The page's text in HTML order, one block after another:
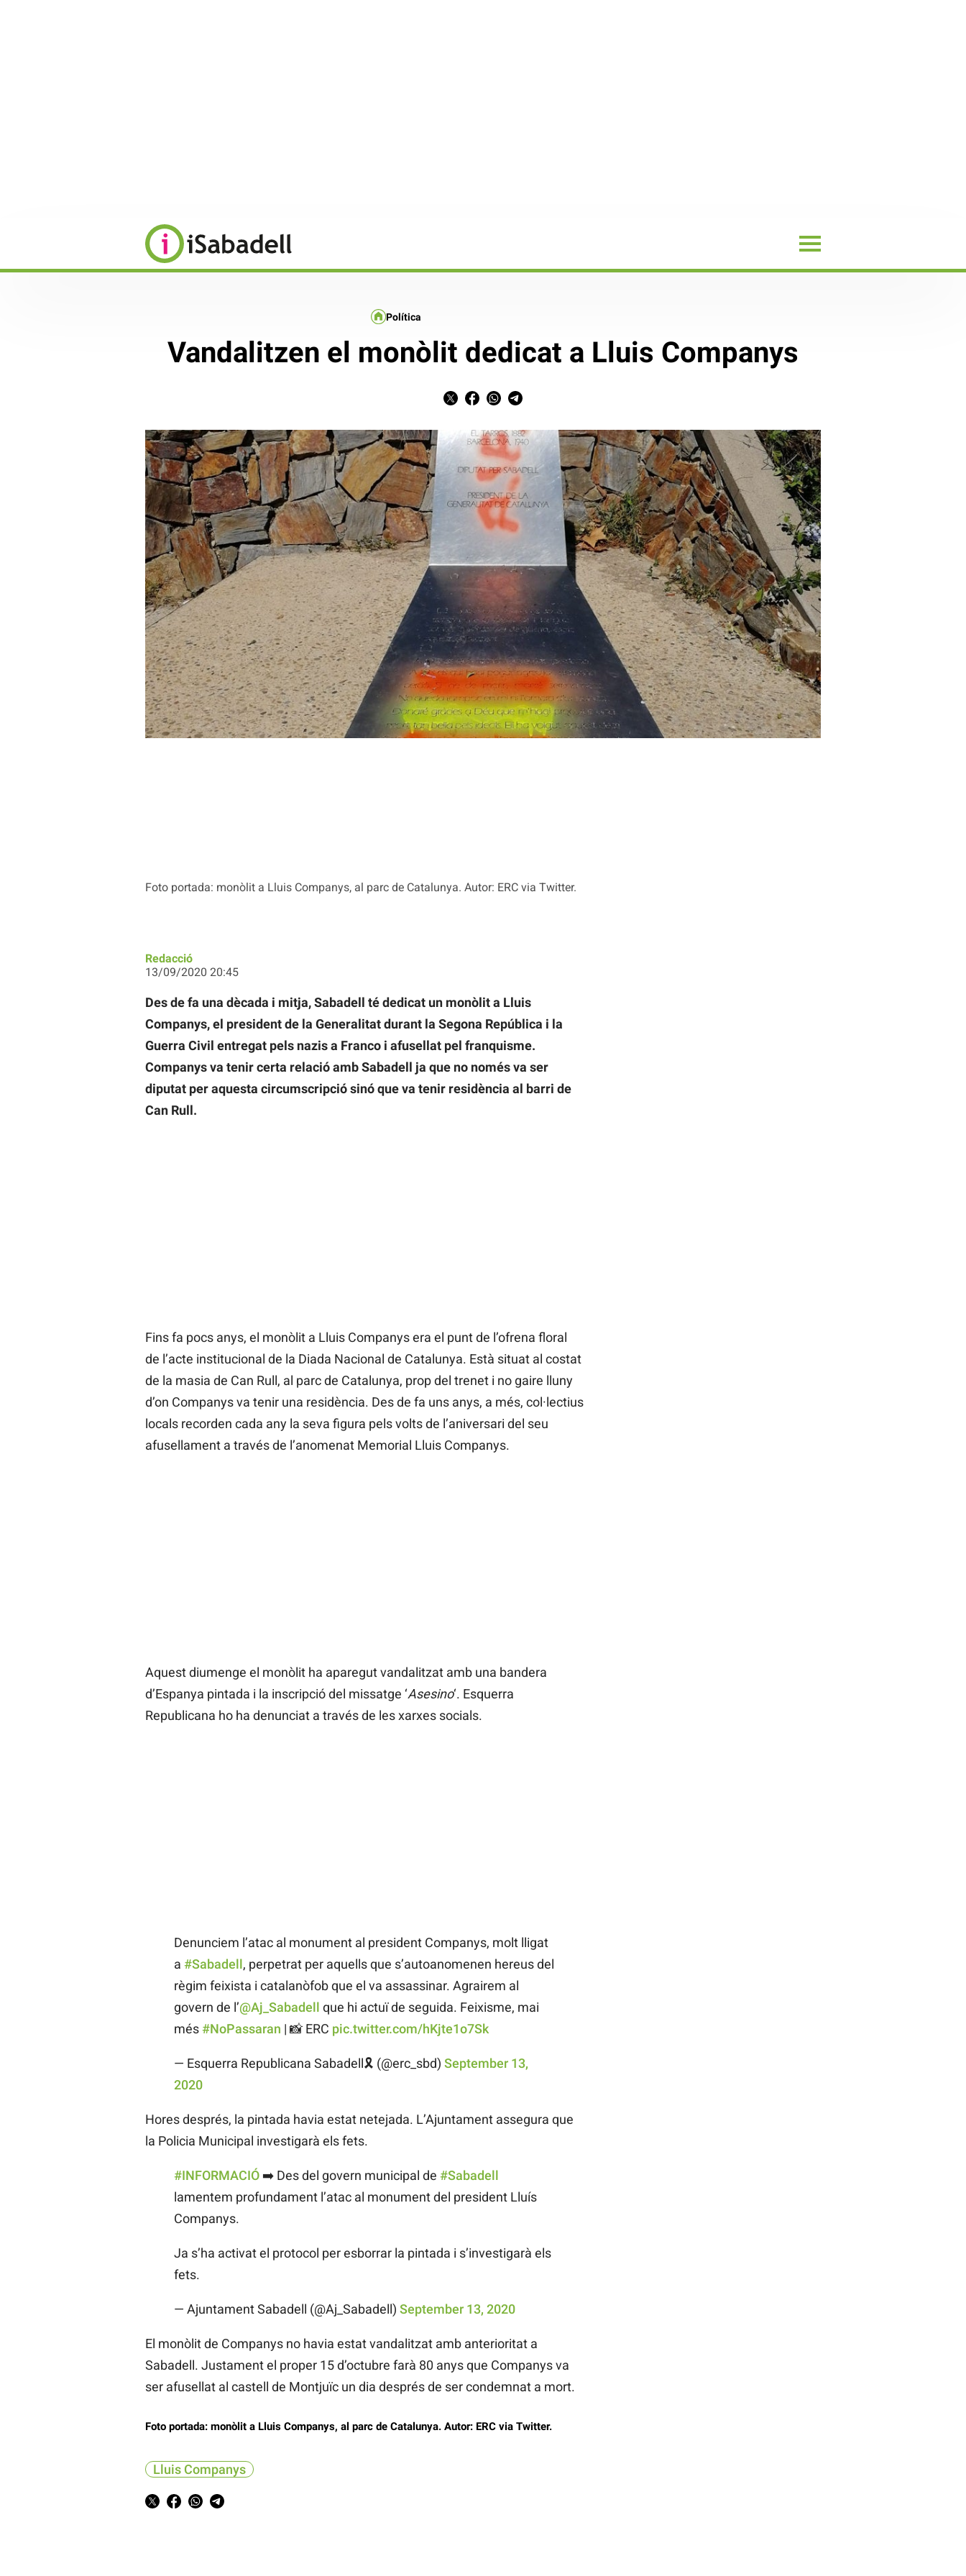
Foto portada: monòlit a Lluis Companys, al parc de Catalunya. Autor: ERC via Twitter.
Política
Vandalitzen el monòlit dedicat a Lluis Companys
Redacció
13/09/2020 20:45
Des de fa una dècada i mitja, Sabadell té dedicat un monòlit a Lluis
Companys, el president de la Generalitat durant la Segona República i la
Guerra Civil entregat pels nazis a Franco i afusellat pel franquisme.
Companys va tenir certa relació amb Sabadell ja que no només va ser
diputat per aquesta circumscripció sinó que va tenir residència al barri de
Can Rull.
Fins fa pocs anys, el monòlit a Lluis Companys era el punt de l’ofrena floral
de l’acte institucional de la Diada Nacional de Catalunya. Està situat al costat
de la masia de Can Rull, al parc de Catalunya, prop del trenet i no gaire lluny
d’on Companys va tenir una residència. Des de fa uns anys, a més, col·lectius
locals recorden cada any la seva figura pels volts de l’aniversari del seu
afusellament a través de l’anomenat Memorial Lluis Companys.
Aquest diumenge el monòlit ha aparegut vandalitzat amb una bandera
d’Espanya pintada i la inscripció del missatge ‘Asesino‘. Esquerra
Republicana ho ha denunciat a través de les xarxes socials.
Denunciem l’atac al monument al president Companys, molt lligat
a #Sabadell, perpetrat per aquells que s’autoanomenen hereus del
règim feixista i catalanòfob que el va assassinar. Agrairem al
govern de l’@Aj_Sabadell que hi actuï de seguida. Feixisme, mai
més#NoPassaran | 📸 ERC pic.twitter.com/hKjte1o7Sk
— Esquerra Republicana Sabadell🎗️ (@erc_sbd) September 13,
2020
Hores després, la pintada havia estat netejada. L’Ajuntament assegura que
la Policia Municipal investigarà els fets.
#INFORMACIÓ➡️ Des del govern municipal de #Sabadell
lamentem profundament l’atac al monument del president Lluís
Companys.
Ja s’ha activat el protocol per esborrar la pintada i s’investigarà els
fets.
— Ajuntament Sabadell (@Aj_Sabadell) September 13, 2020
El monòlit de Companys no havia estat vandalitzat amb anterioritat a
Sabadell. Justament el proper 15 d’octubre farà 80 anys que Companys va
ser afusellat al castell de Montjuïc un dia després de ser condemnat a mort.
Foto portada: monòlit a Lluis Companys, al parc de Catalunya. Autor: ERC via Twitter.
Lluis Companys